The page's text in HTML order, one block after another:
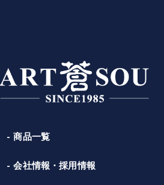
商品一覧
会社情報・採用情報